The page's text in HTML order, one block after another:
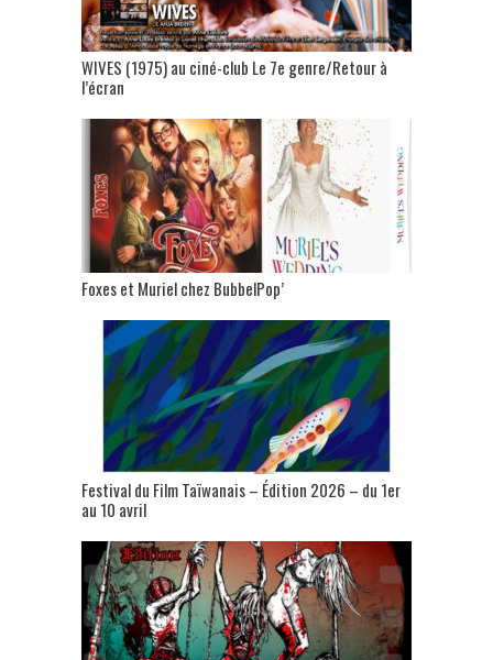
WIVES (1975) au ciné-club Le 7e genre/Retour à
l’écran
Foxes et Muriel chez BubbelPop’
Festival du Film Taïwanais – Édition 2026 – du 1er
au 10 avril